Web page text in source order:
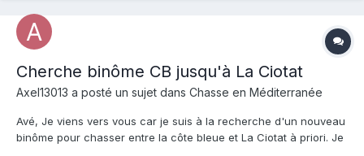
Cherche binôme CB jusqu'à La Ciotat
Axel13013 a posté un sujet dans Chasse en Méditerranée
Avé, Je viens vers vous car je suis à la recherche d'un nouveau
binôme pour chasser entre la côte bleue et La Ciotat à priori. Je